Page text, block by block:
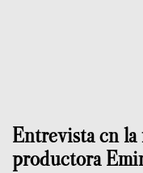
Entrevista cn la
productora